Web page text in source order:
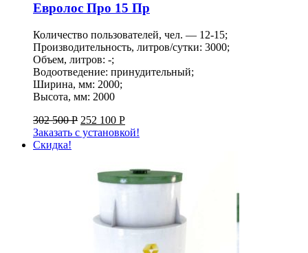
Евролос Про 15 Пр
Количество пользователей, чел. — 12-15;
Производительность, литров/сутки: 3000;
Объем, литров: -;
Водоотведение: принудительный;
Ширина, мм: 2000;
Высота, мм: 2000
302 500Р 252 100 Р
Заказать с установкой!
Скидка!